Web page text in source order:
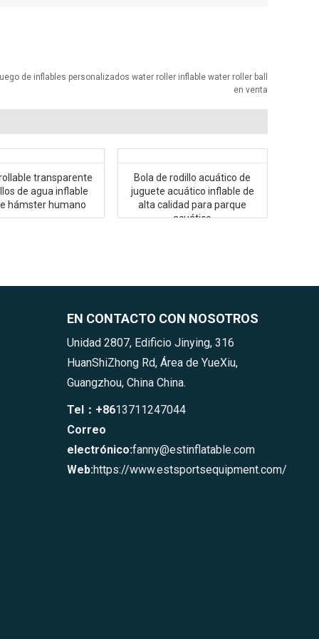
de inflables personalizados water roller inflable water roller ball
en venta
transparente
de agua inflable
hámster humano
Bola de rodillo acuático de
juguete acuático inflable de
alta calidad para parque
acuático
EN CONTACTO CON NOSOTROS
Unidad 2807, Edificio Jinying, 316
HuanShiZhong Rd, Área de YueXiu,
Guangzhou, China China.
Tel：+8613711247044
Correo
electrónico:fanny@estinflatable.com
Web:https://www.estsportsequipment.com/